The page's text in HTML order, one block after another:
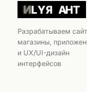
ИLYЯ AНT
Разрабатываем
магазины,
и UX/UI-дизайн
интерфейсов